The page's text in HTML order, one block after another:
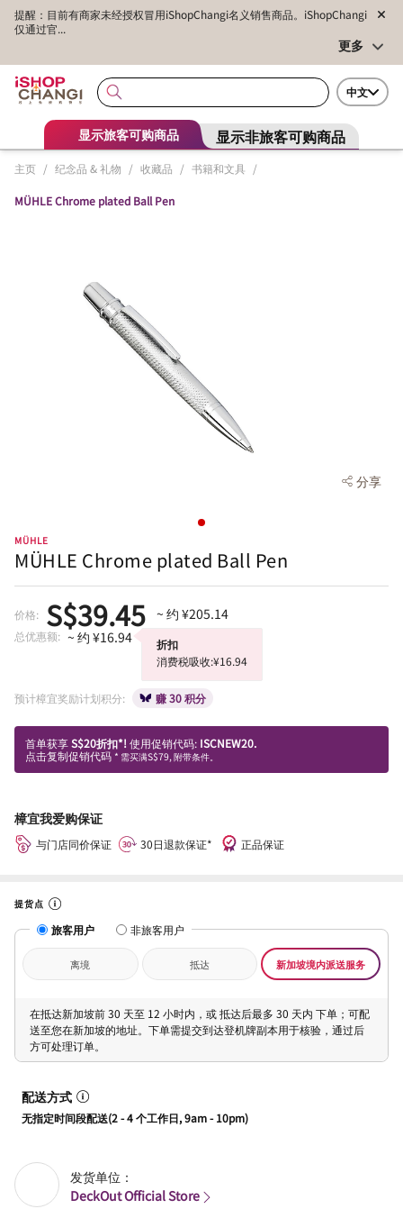
提醒：目前有商家未经授权冒用iShopChangi名义销售商品。iShopChangi
仅通过官...
更多
中文
显示旅客可购商品 显示非旅客可购商品
主页 / 纪念品 & 礼物 / 收藏品 / 书籍和文具 /
MÜHLE Chrome plated Ball Pen
分享
MÜHLE
MÜHLE Chrome plated Ball Pen
价格: S$39.45 ~ 约 ¥205.14
总优惠额: ~ 约 ¥16.94
折扣
消费税吸收:¥16.94
预计樟宜奖励计划积分: 赚 30 积分
首单获享S$20折扣*! 使用促销代码: ISCNEW20.
点击复制促销代码 * 需买满S$79, 附带条件。
樟宜我爱购保证
与门店同价保证 30日退款保证* 正品保证
提货点
旅客用户 非旅客用户
离境 抵达 新加坡境内派送服务
在抵达新加坡前 30 天至 12 小时内，或 抵达后最多 30 天内 下单；可配
送至您在新加坡的地址。下单需提交到达登机牌副本用于核验，通过后
方可处理订单。
配送方式
无指定时间段配送(2 - 4 个工作日, 9am - 10pm)
发货单位：
DeckOut Official Store